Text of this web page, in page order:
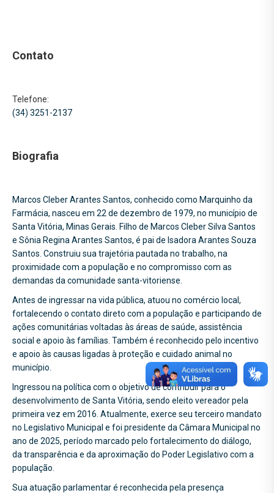
Contato
Telefone:
(34) 3251-2137
Biografia
Marcos Cleber Arantes Santos, conhecido como Marquinho da
Farmácia, nasceu em 22 de dezembro de 1979, no município de
Santa Vitória, Minas Gerais. Filho de Marcos Cleber Silva Santos
e Sônia Regina Arantes Santos, é pai de Isadora Arantes Souza
Santos. Construiu sua trajetória pautada no trabalho, na
proximidade com a população e no compromisso com as
demandas da comunidade santa-vitoriense.
Antes de ingressar na vida pública, atuou no comércio local,
fortalecendo o contato direto com a população e participando de
ações comunitárias voltadas às áreas de saúde, assistência
social e apoio às famílias. Também é reconhecido pelo incentivo
e apoio às causas ligadas à proteção e cuidado animal no
município.
Ingressou na política com o objetivo de contribuir para o
desenvolvimento de Santa Vitória, sendo eleito vereador pela
primeira vez em 2016. Atualmente, exerce seu terceiro mandato
no Legislativo Municipal e foi presidente da Câmara Municipal no
ano de 2025, período marcado pelo fortalecimento do diálogo,
da transparência e da aproximação do Poder Legislativo com a
população.
Sua atuação parlamentar é reconhecida pela presença